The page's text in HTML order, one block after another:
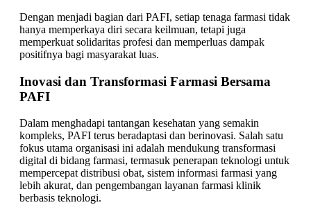
Dengan menjadi bagian dari PAFI, setiap tenaga farmasi tidak
hanya memperkaya diri secara keilmuan, tetapi juga
memperkuat solidaritas profesi dan memperluas dampak
positifnya bagi masyarakat luas.
Inovasi dan Transformasi Farmasi Bersama
PAFI
Dalam menghadapi tantangan kesehatan yang semakin
kompleks, PAFI terus beradaptasi dan berinovasi. Salah satu
fokus utama organisasi ini adalah mendukung transformasi
digital di bidang farmasi, termasuk penerapan teknologi untuk
mempercepat distribusi obat, sistem informasi farmasi yang
lebih akurat, dan pengembangan layanan farmasi klinik
berbasis teknologi.